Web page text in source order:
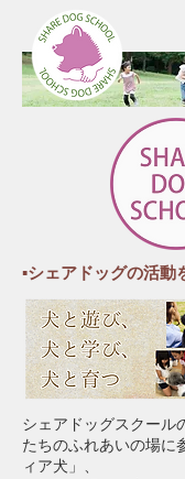
▪️シェアドッグの活動
シェアドッグスクール
たちのふれあいの場に
ィア犬」、